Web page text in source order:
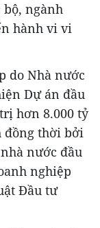
bộ, ngành
hành vi vi
do Nhà nước
Dự án đầu
hơn 8.000 tỷ
đồng thời bởi
nước đầu
nghiệp
Đầu tư